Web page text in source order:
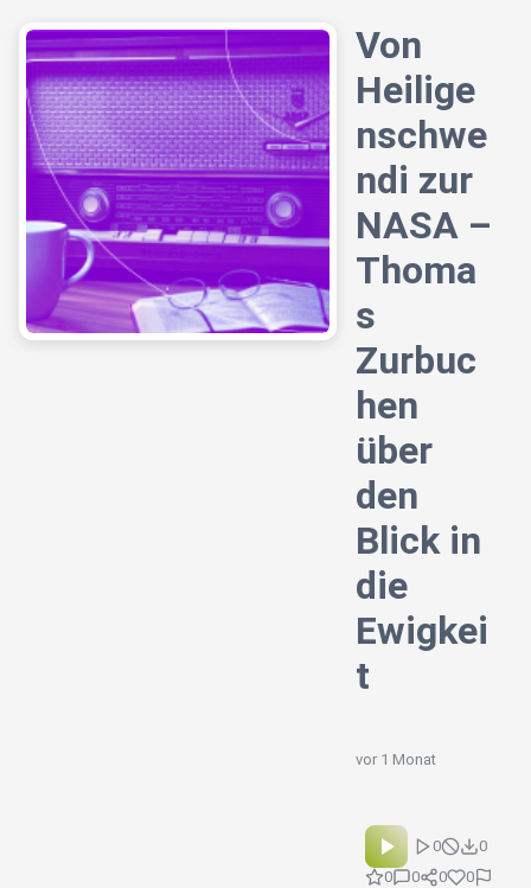
Von
Heilige
nschwe
ndi zur
NASA –
Thoma
s
Zurbuc
hen
über
den
Blick in
die
Ewigkei
t
vor 1 Monat
0
0
0
0 0 0